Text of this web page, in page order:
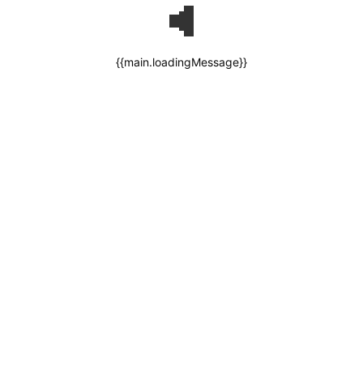
{{main.loadingMessage}}